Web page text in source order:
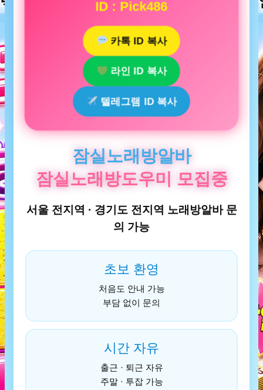
ID : Pick486
카톡 ID 복사
라인 ID 복사
텔레그램 ID 복사
잠실노래방알바
잠실노래방도우미 모집중
서울 전지역 · 경기도 전지역 노래방알바 문
의 가능
초보 환영
처음도 안내 가능
부담 없이 문의
시간 자유
출근 · 퇴근 자유
주말 · 투잡 가능